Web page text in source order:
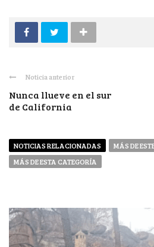
Noticia anterior
Nunca llueve en el sur
de California
NOTICIAS RELACIONADAS
MÁS DE
MÁS DE ESTA CATEGORÍA